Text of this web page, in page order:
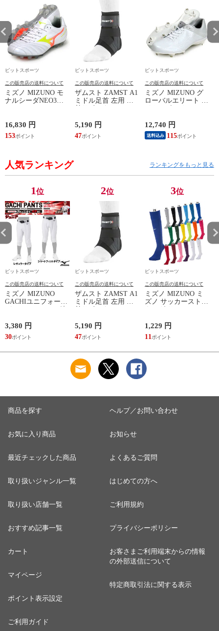
ピットスポーツ
この販売店の送料について
ミズノ MIZUNO モ
ナルシーダNEO3
カースパイク ワイド
26AW (P1GA262154)
16,830 円
153
ピットスポーツ
この販売店の送料について
ザムスト ZAMST A1
ミドル足首 左用 足
首サポーター 13SS
5,190 円
47
ピットスポーツ
この販売店の送料について
ミズノ MIZUNO グ
ローバルエリート ラ
イトレボエリート2
白 シューズ 軽量
24SS (11GM241001)
12,740 円
送料込み 115
人気ランキング ランキングをもっと見る
1位
ピットスポーツ
この販売店の送料について
ミズノ MIZUNO
GACHIユニフォーム
パンツ(ジュニア) 練
ォーム 練習用ユニフ
ォームパンツ GACHI
PANTS
3,380 円
30
2位
ピットスポーツ
この販売店の送料について
ザムスト ZAMST A1
ミドル足首 左用 足
首サポーター 13SS
5,190 円
47
3位
ピットスポーツ
この販売店の送料について
ミズノ MIZUNO ミ
ズノ サッカーストッ
キング サッカーソッ
23SS(P2MXA060)
1,229 円
11
商品を探す
お気に入り商品
最近チェックした商品
取り扱いジャンル一覧
取り扱い店舗一覧
おすすめ記事一覧
カート
マイページ
ポイント表示設定
ご利用ガイド
ヘルプ／お問い合わせ
お知らせ
よくあるご質問
はじめての方へ
ご利用規約
プライバシーポリシー
お客さまご利用端末からの情報
の外部送信について
特定商取引法に関する表示